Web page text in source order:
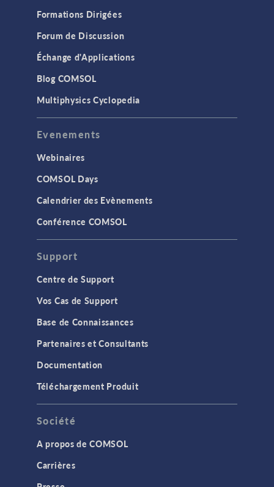
Formations Dirigées
Forum de Discussion
Échange d'Applications
Blog COMSOL
Multiphysics Cyclopedia
Evenements
Webinaires
COMSOL Days
Calendrier des Evènements
Conférence COMSOL
Support
Centre de Support
Vos Cas de Support
Base de Connaissances
Partenaires et Consultants
Documentation
Téléchargement Produit
Société
A propos de COMSOL
Carrières